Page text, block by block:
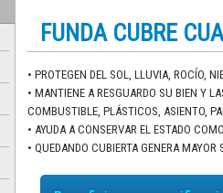
FUNDA CUBRE
• PROTEGEN DEL SOL, LLUVIA, ROCÍO,
• MANTIENE A RESGUARDO SU BIEN Y
COMBUSTIBLE, PLÁSTICOS, ASIENTO,
• AYUDA A CONSERVAR EL ESTADO
• QUEDANDO CUBIERTA GENERA